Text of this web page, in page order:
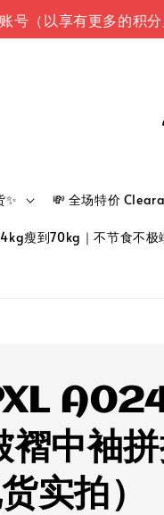
享有更多的积分累计）
✨ 💸 全场特价
瘦到70kg｜不节食不极
褶中袖
实拍）